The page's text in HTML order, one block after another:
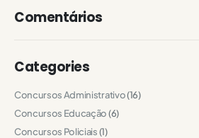
Comentários
Categories
Concursos Administrativo(16)
Concursos Educação(6)
Concursos Policiais(1)